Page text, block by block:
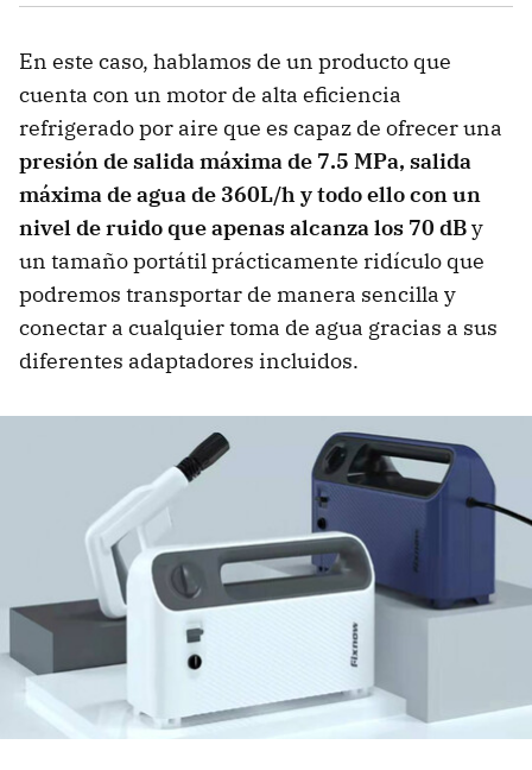
En este caso, hablamos de un producto que
cuenta con un motor de alta eficiencia
refrigerado por aire que es capaz de ofrecer una
presión de salida máxima de 7.5 MPa, salida
máxima de agua de 360L/h y todo ello con un
nivel de ruido que apenas alcanza los 70 dBy
un tamaño portátil prácticamente ridículo que
podremos transportar de manera sencilla y
conectar a cualquier toma de agua gracias a sus
diferentes adaptadores incluidos.